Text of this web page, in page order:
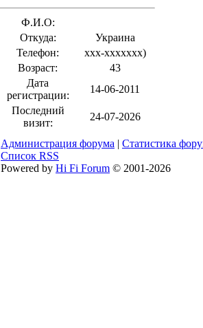
Ф.И.О:
Откуда:
Украина
Телефон:
xxx-xxxxxxx)
Возраст:
43
Дата
регистрации:
14-06-2011
Последний
визит:
24-07-2026
Администрация форума | Статистика
Список RSS
Powered by Hi Fi Forum © 2001-2026